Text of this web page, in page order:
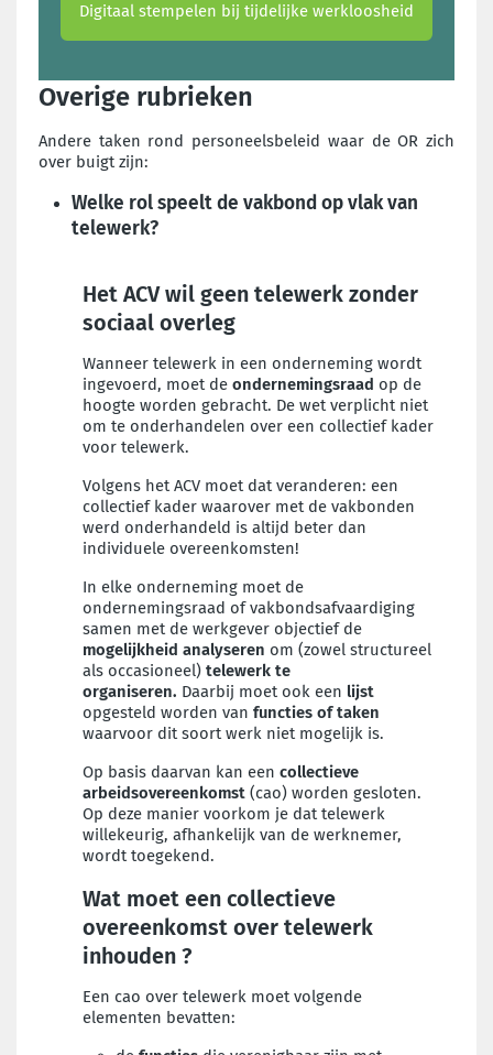
Digitaal stempelen bij tijdelijke werkloosheid
Overige rubrieken
Andere taken rond personeelsbeleid waar de OR zich
over buigt zijn:
Welke rol speelt de vakbond op vlak van
telewerk?
Het ACV wil geen telewerk zonder
sociaal overleg
Wanneer telewerk in een onderneming wordt
ingevoerd, moet de ondernemingsraad op de
hoogte worden gebracht. De wet verplicht niet
om te onderhandelen over een collectief kader
voor telewerk.
Volgens het ACV moet dat veranderen: een
collectief kader waarover met de vakbonden
werd onderhandeld is altijd beter dan
individuele overeenkomsten!
In elke onderneming moet de
ondernemingsraad of vakbondsafvaardiging
samen met de werkgever objectief de
mogelijkheid analyseren om (zowel structureel
als occasioneel) telewerk te
organiseren. Daarbij moet ook een lijst
opgesteld worden van functies of taken
waarvoor dit soort werk niet mogelijk is.
Op basis daarvan kan een collectieve
arbeidsovereenkomst (cao) worden gesloten.
Op deze manier voorkom je dat telewerk
willekeurig, afhankelijk van de werknemer,
wordt toegekend.
Wat moet een collectieve
overeenkomst over telewerk
inhouden ?
Een cao over telewerk moet volgende
elementen bevatten: